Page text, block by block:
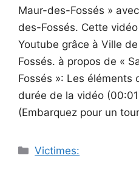
Maur-des-Fossés »
des-Fossés. Cette
Youtube grâce à Ville
Fossés. à propos de «
Fossés »: Les éléments
durée de la vidéo
(Embarquez pour un
Catégories
Victimes: